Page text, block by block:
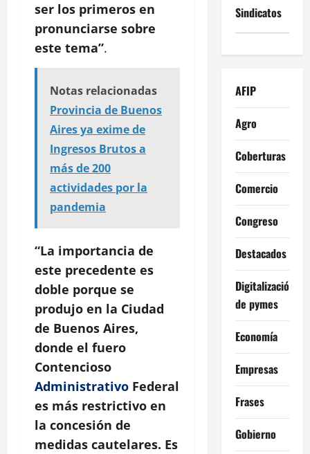
ser los primeros en
pronunciarse sobre
este tema”.
Notas relacionadas
Provincia de Buenos
Aires ya exime de
Ingresos Brutos a
más de 200
actividades por la
pandemia
“La importancia de
este precedente es
doble porque se
produjo en la Ciudad
de Buenos Aires,
donde el fuero
Contencioso
Administrativo Federal
es más restrictivo en
la concesión de
medidas cautelares. Es
Sindicatos
AFIP
Agro
Coberturas
Comercio
Congreso
Destacados
Digitalización
de pymes
Economía
Empresas
Frases
Gobierno